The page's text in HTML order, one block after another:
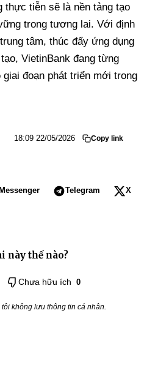
thực tiễn sẽ là nền tảng tạo
trong tương lai. Với định
tâm, thúc đẩy ứng dụng
VietinBank đang từng
đoạn phát triển mới trong
18:09 22/05/2026 Copy link
Messenger Telegram X
này thế nào?
Chưa hữu ích 0
không lưu thông tin cá nhân.